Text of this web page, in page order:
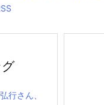
行さん、